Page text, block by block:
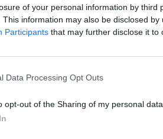
of your personal information by third
This information may also be disclosed
Participants that may further disclose it to
Data Processing Opt Outs
opt-out of the Sharing of my personal data.